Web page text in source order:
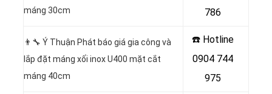
máng 30cm
786
👨‍🔧 Ý Thuận Phát báo giá gia công và
lắp đặt máng xối inox U400 mặt cắt
máng 40cm
☎️ Hotline
0904 744
975